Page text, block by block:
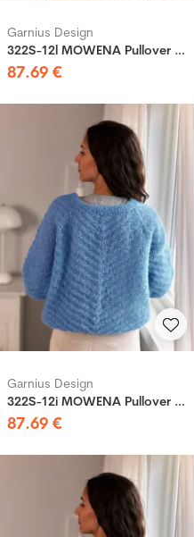
Garnius Design
322S-12l MOWENA Pullover Beige
87.69 €
Garnius Design
322S-12i MOWENA Pullover Denim blau
87.69 €